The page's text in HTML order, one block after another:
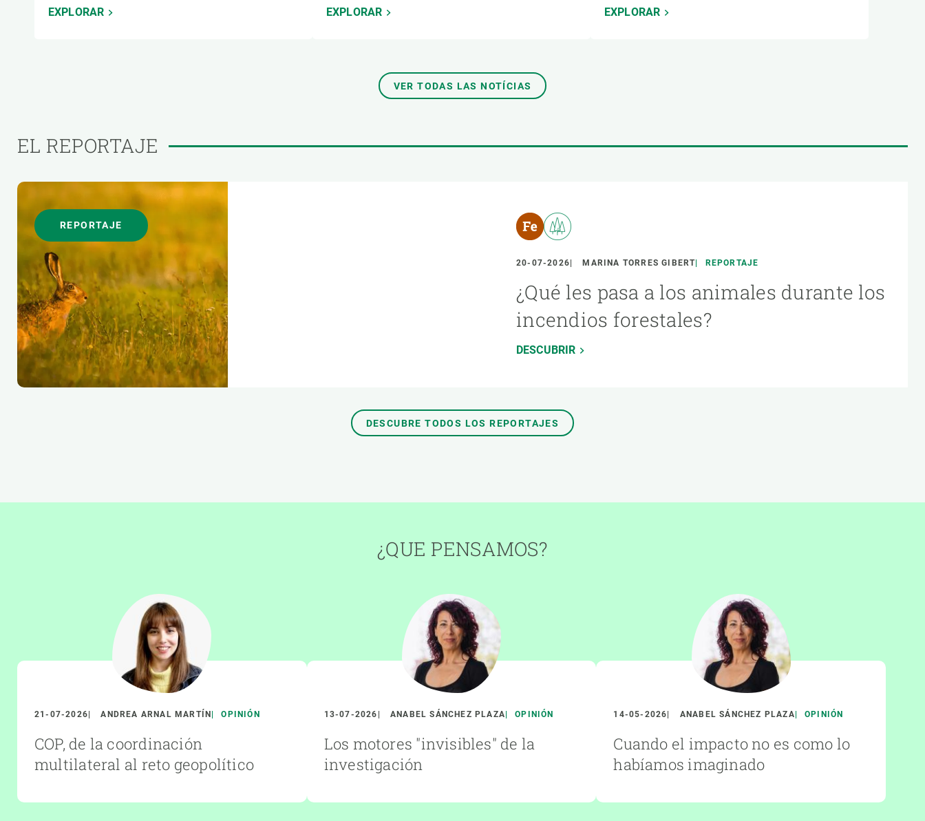
EXPLORAR EXPLORAR EXPLORAR
VER TODAS LAS NOTÍCIAS
EL REPORTAJE
REPORTAJE
20-07-2026 MARINA TORRES GIBERT REPORTAJE
¿Qué les pasa a los animales durante los
incendios forestales?
DESCUBRIR
DESCUBRE TODOS LOS REPORTAJES
¿QUE PENSAMOS?
21-07-2026 ANDREA ARNAL MARTÍN OPINIÓN
COP, de la coordinación
multilateral al reto geopolítico
13-07-2026 ANABEL SÁNCHEZ PLAZA OPINIÓN
Los motores "invisibles" de la
investigación
14-05-2026 ANABEL SÁNCHEZ PLAZA OPINIÓN
Cuando el impacto no es como lo
habíamos imaginado